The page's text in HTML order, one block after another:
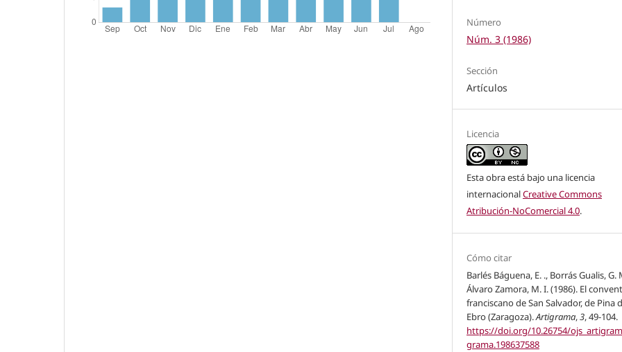
Número
Núm. 3 (1986)
Sección
Artículos
Licencia
Esta obra está bajo una licencia
internacionalCreative Commons
Atribución-NoComercial 4.0.
Cómo citar
Barlés Báguena, E. ., Borrás Gualis, G.
Álvaro Zamora, M. I. (1986). El
franciscano de San Salvador, de Pina
Ebro (Zaragoza).Artigrama,3, 49-104.
https://doi.org/10.26754/
grama.198637588